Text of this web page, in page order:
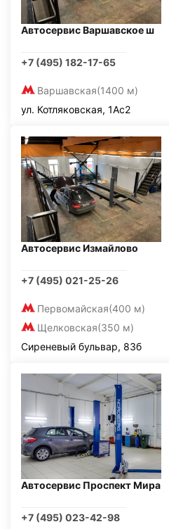
Автосервис Варшавское ш
+7 (495) 182-17-65
Варшавская(1400 м)
ул. Котляковская, 1Ас2
Автосервис Измайлово
+7 (495) 021-25-26
Первомайская(400 м)
Щелковская(350 м)
Сиреневый бульвар, 83б
Автосервис Проспект Мира
+7 (495) 023-42-98